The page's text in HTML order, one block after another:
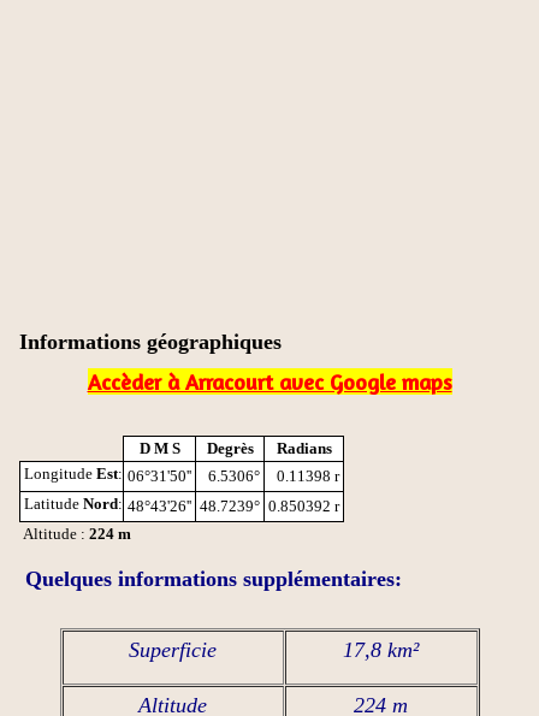
Informations géographiques
Accèder à Arracourt avec Google maps
D M S Degrès
Radians
Longitude Est: 06°31'50'' 6.5306°
0.11398 r
Latitude Nord: 48°43'26'' 48.7239° 0.850392 r
Altitude : 224 m
Quelques informations supplémentaires:
Superficie 17,8 km²
Altitude 224 m